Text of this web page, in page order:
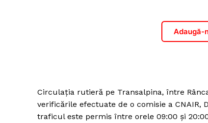
Adaugă-
Circulația rutieră pe Transalpina, între
verificările efectuate de o comisie a CNAIR,
traficul este permis între orele 09:00 și